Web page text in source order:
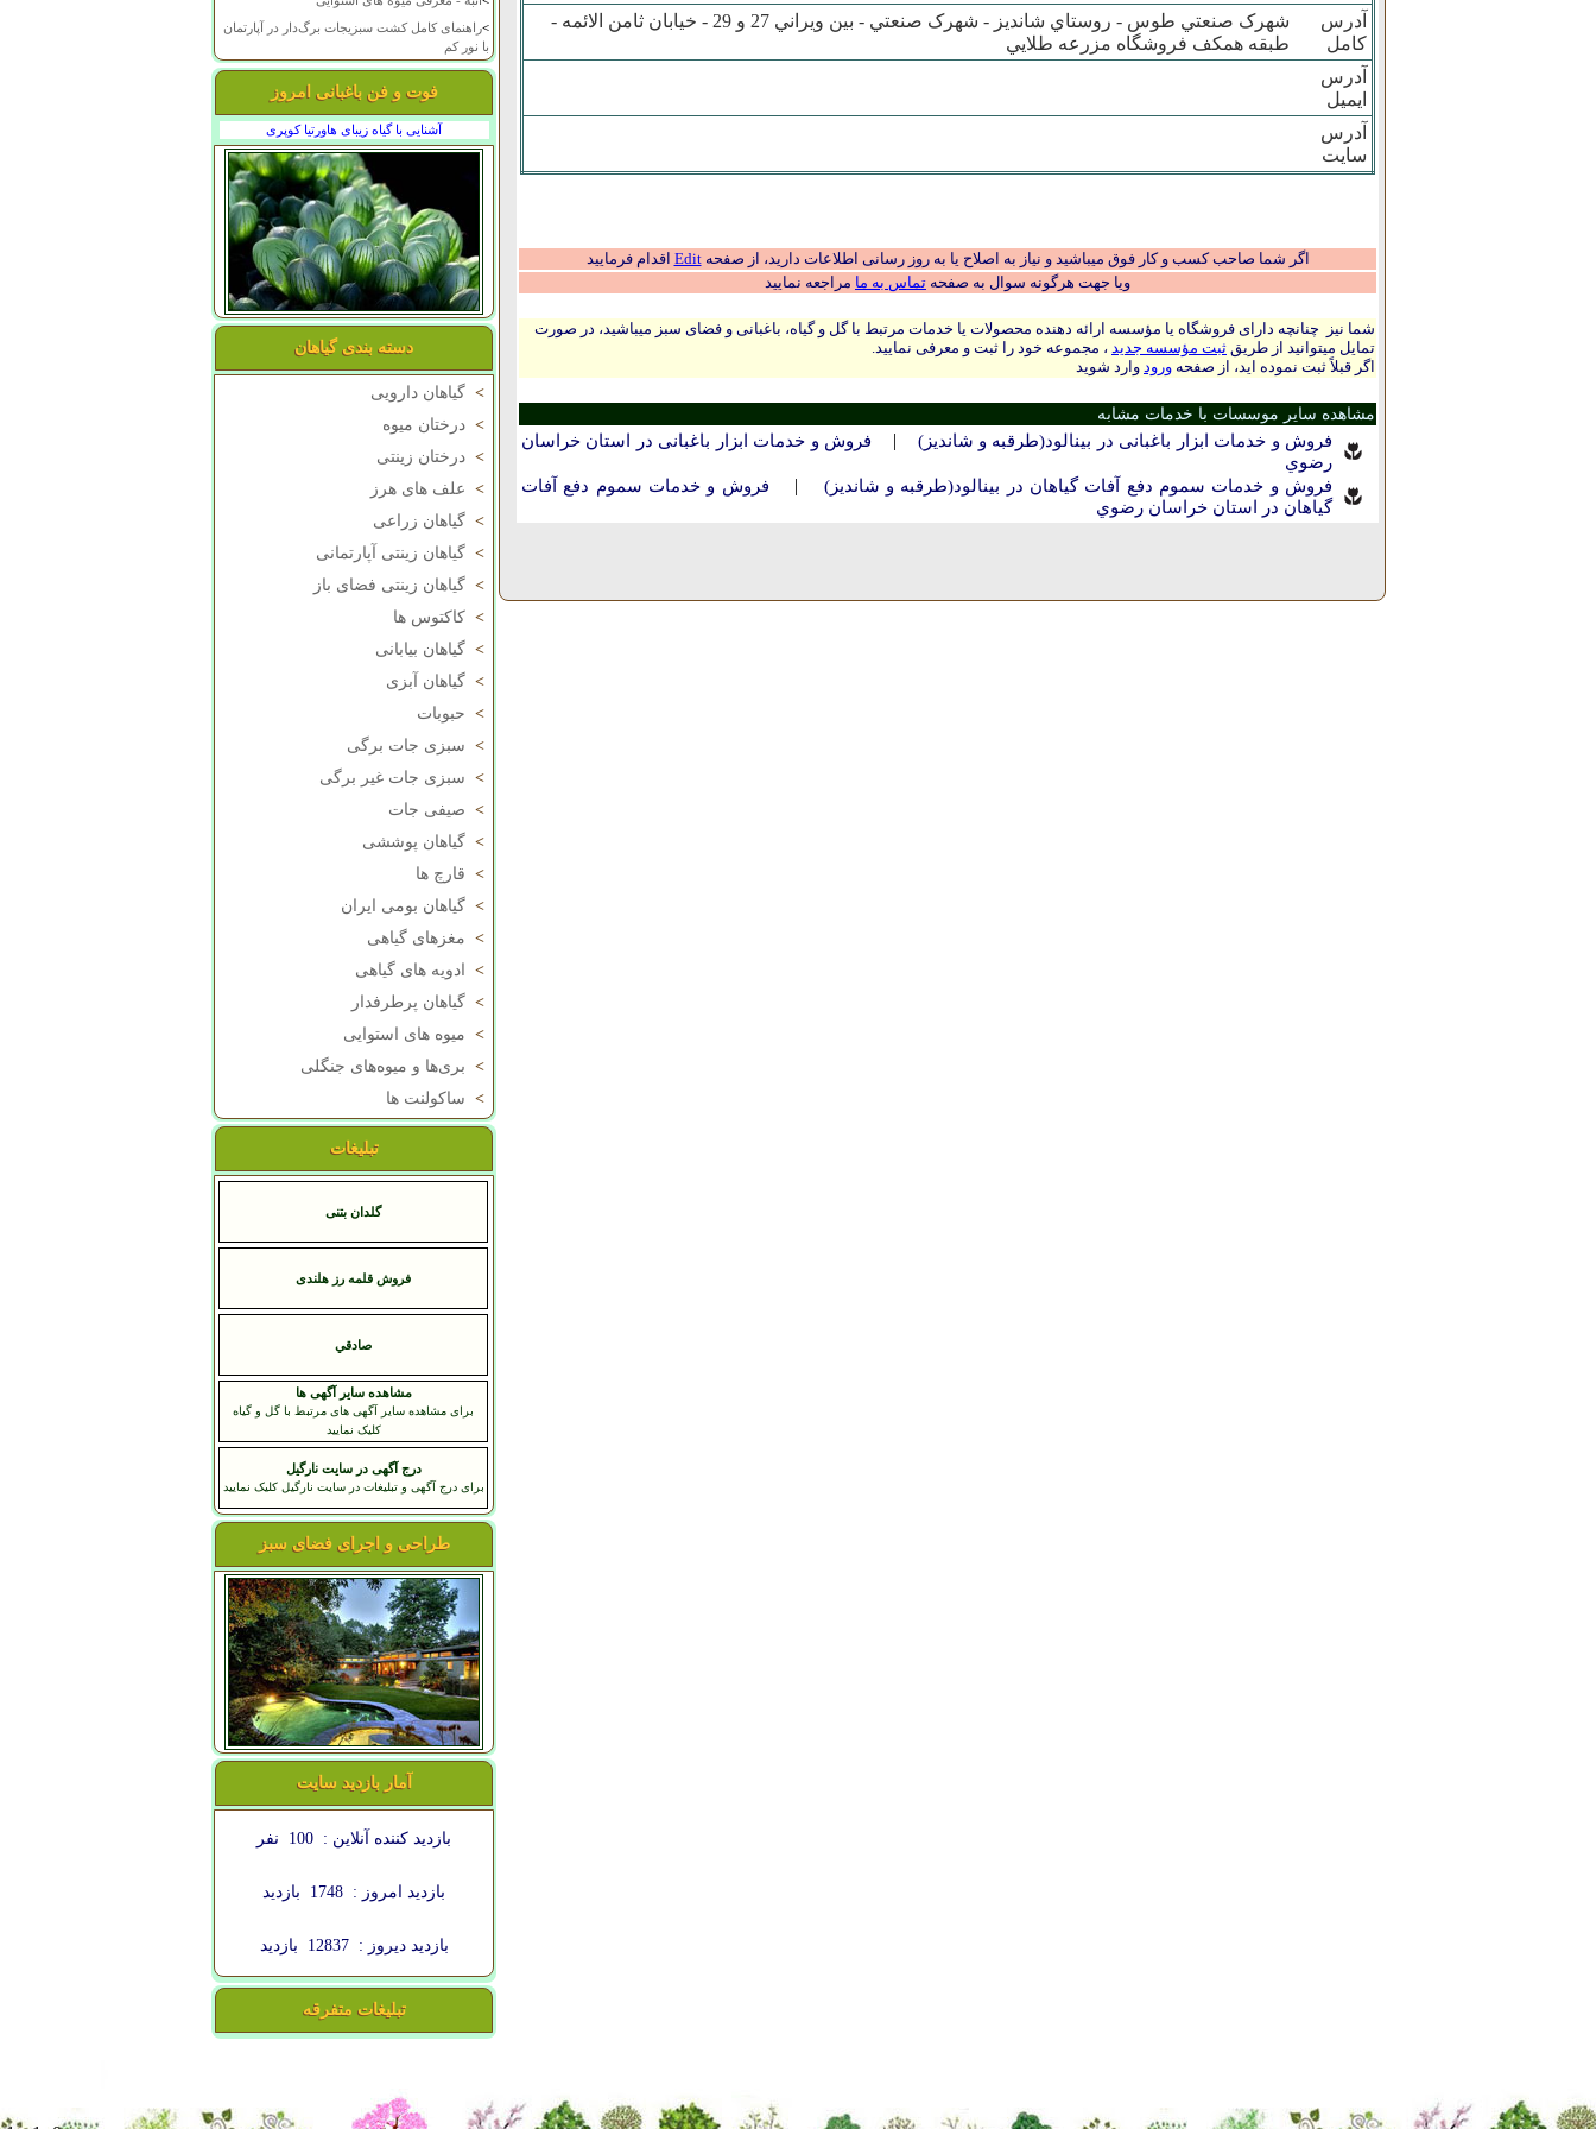
>راهنمای کامل کشت سبزیجات برگ‌دار در آپارتمان
با نور کم
فوت و فن باغبانی امروز
آشنایی با گیاه زیبای هاورتیا کوپری
دسته بندی گیاهان
> گیاهان دارویی
> درختان میوه
> درختان زینتی
> علف های هرز
> گیاهان زراعی
> گیاهان زینتی آپارتمانی
> گیاهان زینتی فضای باز
> کاکتوس ها
> گیاهان بیابانی
> گیاهان آبزی
> حبوبات
> سبزی جات برگی
> سبزی جات غیر برگی
> صیفی جات
> گیاهان پوششی
> قارچ ها
> گیاهان بومی ایران
> مغزهای گیاهی
>
ادویه های گیاهی
> گیاهان پرطرفدار
> میوه های استوایی
> بری‌ها و میوه‌های جنگلی
> ساکولنت ها
تبلیغات
گلدان بتنی
فروش قلمه رز هلندی
صادقي
مشاهده سایر آگهی ها
برای مشاهده سایر آگهی های مرتبط با گل و گیاه
کلیک نمایید
درج آگهی در سایت نارگیل
برای درج آگهی و تبلیغات در سایت نارگیل کلیک نمایید
طراحی و اجرای فضای سبز
آمار بازدید سایت
بازدید کننده آنلاین : 100 نفر
بازدید امروز : 1748 بازدید
بازدید دیروز : 12837 بازدید
تبلیغات متفرقه
آدرس
کامل
شهرک صنعتي طوس - روستاي شانديز - شهرک صنعتي - بين ويراني 27 و 29 - خيابان ثامن الائمه -
طبقه همکف فروشگاه مزرعه طلايي
آدرس
ایمیل
آدرس
سایت
اگر شما صاحب کسب و کار فوق میباشید و نیاز به اصلاح یا به روز رسانی اطلاعات دارید، از صفحهEdit اقدام فرمایید
ویا جهت هرگونه سوال به صفحه تماس به ما مراجعه نمایید
شما نیز چنانچه دارای فروشگاه یا مؤسسه ارائه دهنده محصولات یا خدمات مرتبط با گل و گیاه، باغبانی و فضای سبز میباشید، در صورت
تمایل میتوانید از طریق ثبت مؤسسه جدید ، مجموعه خود را ثبت و معرفی نمایید.
اگر قبلاً ثبت نموده اید، از صفحه ورود وارد شوید
مشاهده سایر موسسات با خدمات مشابه
فروش و خدمات ابزار باغبانی در بينالود(طرقبه و شانديز) | فروش و خدمات ابزار باغبانی در استان خراسان
رضوي
فروش و خدمات سموم دفع آفات گیاهان در بينالود(طرقبه و شانديز) | فروش و خدمات سموم دفع آفات
گیاهان در استان خراسان رضوي